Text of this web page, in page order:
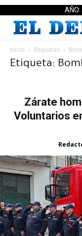
AÑO:
Inicio Etiquetas
Etiqueta:
Zárate
Voluntarios